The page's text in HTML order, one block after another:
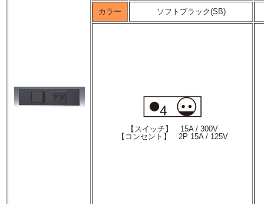
カラー ソフトブラック(SB)
【スイッチ】 15A / 300V
【コンセント】 2P 15A / 125V